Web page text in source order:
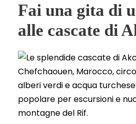
Fai una gita di
alle cascate di